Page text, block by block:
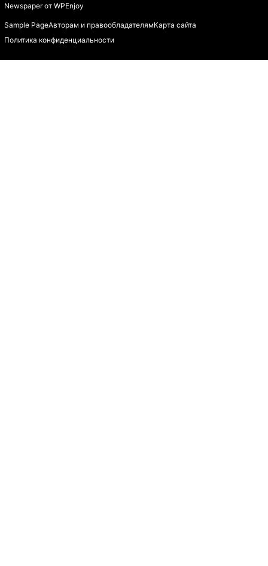
Newspaperот WPEnjoy
Sample PageАвторам и правообладателямКарта сайта
Политика конфиденциальности